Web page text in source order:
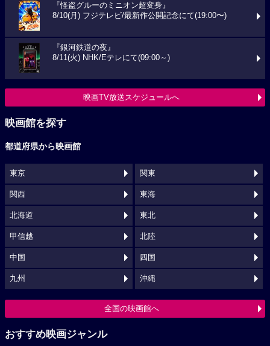
『怪盗グルーのミニオン超変身』
8/10(月) フジテレビ/最新作公開記念にて(19:00〜)
『銀河鉄道の夜』
8/11(火) NHK/Eテレにて(09:00～)
映画TV放送スケジュールへ
映画館を探す
都道府県から映画館
東京 関東
関西 東海
北海道 東北
甲信越 北陸
中国 四国
九州 沖縄
全国の映画館へ
おすすめ映画ジャンル